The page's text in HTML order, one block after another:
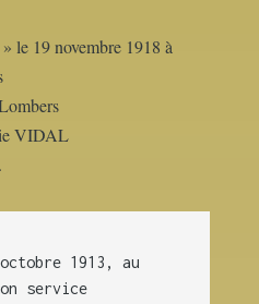
le 19 novembre 1918 à
VIDAL
1913, au
service